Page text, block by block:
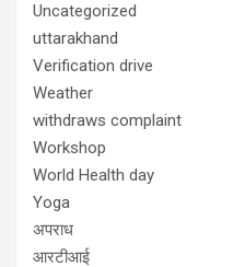
Uncategorized
uttarakhand
Verification drive
Weather
withdraws complaint
Workshop
World Health day
Yoga
अपराध
आरटीआई